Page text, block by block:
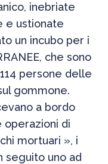
inebriate
e ustionate
un incubo per i
che sono
persone delle
gommone.
a bordo
di
mortuari », i
seguito uno ad